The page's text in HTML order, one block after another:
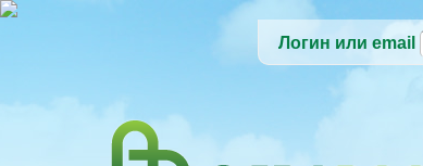
Логин или email